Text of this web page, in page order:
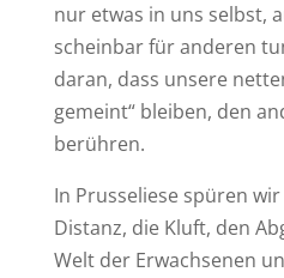
nur etwas in uns selbst,
scheinbar für anderen
daran, dass unsere
gemeint“ bleiben, den
berühren.
In Prusseliese spüren
Distanz, die Kluft, den
Welt der Erwachsenen